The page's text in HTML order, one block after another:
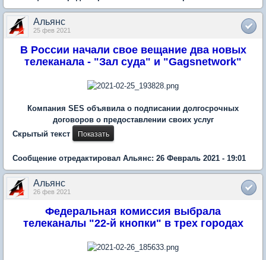
Альянс
25 фев 2021
В России начали свое вещание два новых
телеканала - "Зал суда" и "Gagsnetwork"
Компания SES объявила о подписании долгосрочных
договоров о предоставлении своих услуг
Скрытый текст
Сообщение отредактировал Альянс: 26 Февраль 2021 - 19:01
Альянс
26 фев 2021
Федеральная комиссия выбрала
телеканалы "22-й кнопки" в трех городах